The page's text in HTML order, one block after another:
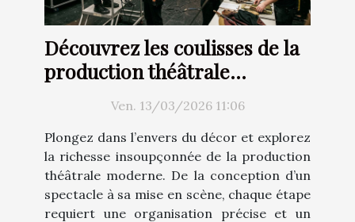
Découvrez les coulisses de la
production théâtrale
moderneVen. 13/03/2026 11:06
Plongez dans l’envers du décor et explorez
la richesse insoupçonnée de la production
théâtrale moderne. De la conception d’un
spectacle à sa mise en scène, chaque étape
requiert une organisation précise et un